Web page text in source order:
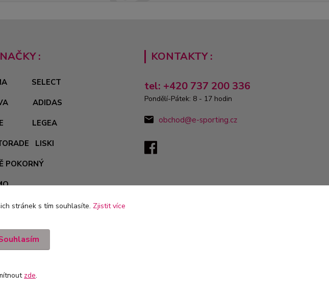
:
SELECT
ADIDAS
LEGEA
LISKI
POKORNÝ
KONTAKTY :
tel: +420 737 200 336
Pondělí-Pátek: 8 - 17 hodin
obchod@e-sporting.cz
stránek s tím souhlasíte. Zjistit více
zde.